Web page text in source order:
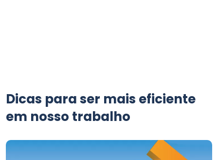
Dicas para ser mais eficiente
em nosso trabalho